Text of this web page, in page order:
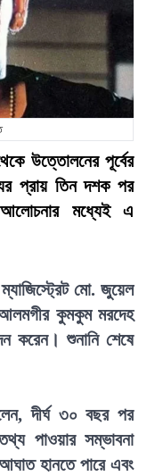
উত্তোলনের পূর্বের
প্রায় তিন দশক পর
মধ্যেই এ
মো. জুয়েল
আলমগীর কুমকুম মরদেহ
করেন। শুনানি শেষে
দীর্ঘ ৩০ বছর পর
পাওয়ার সম্ভাবনা
হানতে পারে এবং